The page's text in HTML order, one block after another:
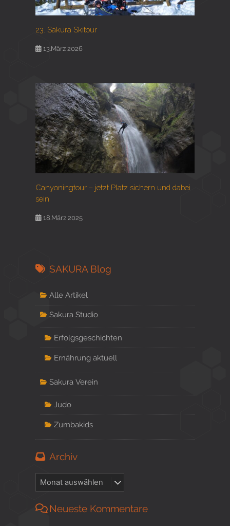
23. Sakura Skitour
13.März 2026
Canyoningtour – jetzt Platz sichern und dabei
sein
18.März 2025
SAKURA Blog
Alle Artikel
Sakura Studio
Erfolgsgeschichten
Ernährung aktuell
Sakura Verein
Judo
Zumbakids
Archiv
Neueste Kommentare